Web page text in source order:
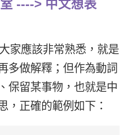
----> 中文想表
家應該非常熟悉，就是
多做解釋；但作為動詞
保留某事物，也就是中
，正確的範例如下：